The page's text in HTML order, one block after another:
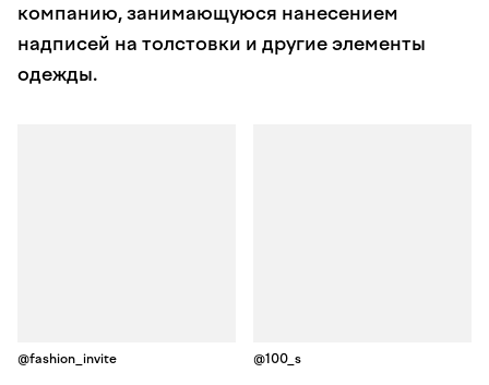
компанию, занимающуюся нанесением
надписей на толстовки и другие элементы
одежды.
@fashion_invite @100_s